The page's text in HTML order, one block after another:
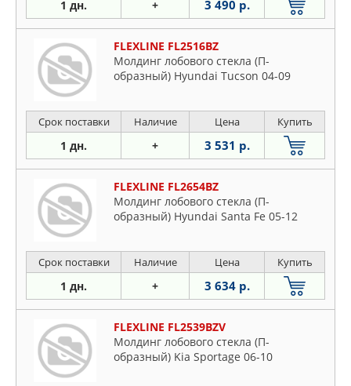
1 дн. + 3 490 р.
FLEXLINE FL2516BZ
Молдинг лобового стекла (П-
образный) Hyundai Tucson 04-09
Срок поставки Наличие Цена Купить
1 дн. + 3 531 р.
FLEXLINE FL2654BZ
Молдинг лобового стекла (П-
образный) Hyundai Santa Fe 05-12
Срок поставки Наличие Цена Купить
1 дн. + 3 634 р.
FLEXLINE FL2539BZV
Молдинг лобового стекла (П-
образный) Kia Sportage 06-10